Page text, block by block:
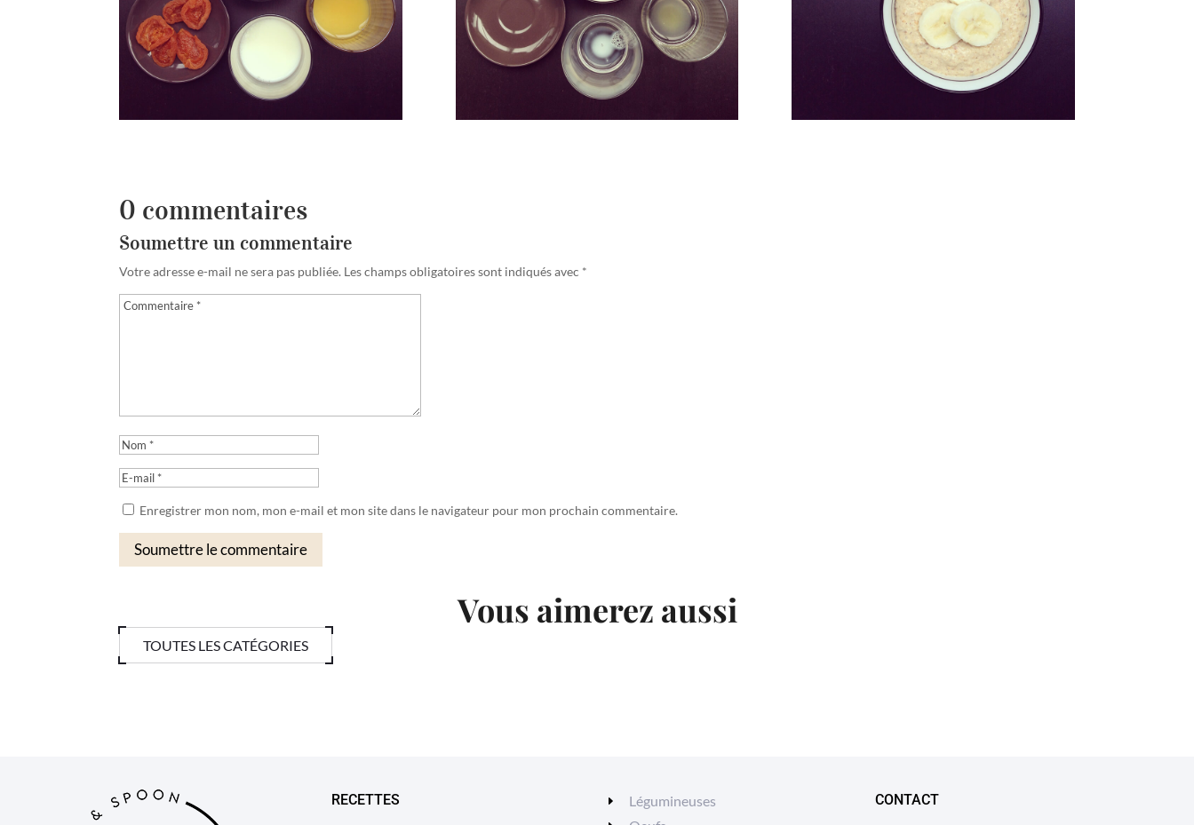
0 commentaires
Soumettre un commentaire
Votre adresse e-mail ne sera pas publiée. Les champs obligatoires sont indiqués avec *
Enregistrer mon nom, mon e-mail et mon site dans le navigateur pour mon prochain commentaire.
Soumettre le commentaire
Vous aimerez aussi
TOUTES LES CATÉGORIES
RECETTES
Légumineuses
CONTACT